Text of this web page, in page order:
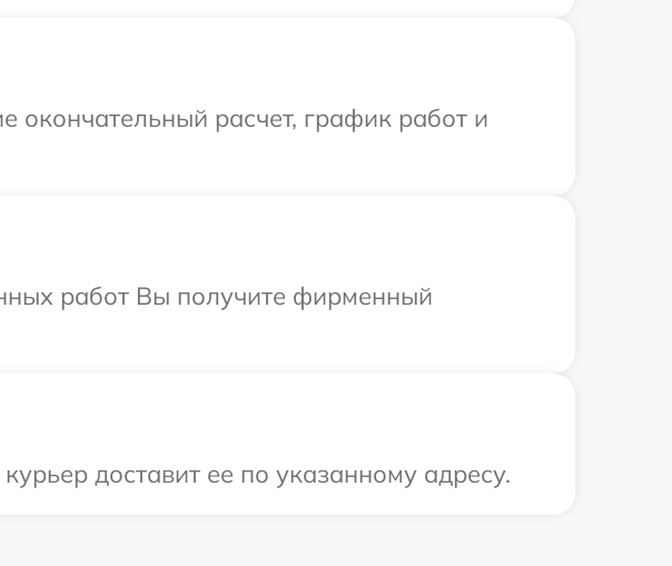
окончательный расчет, график работ и
работ Вы получите фирменный
доставит ее по указанному адресу.